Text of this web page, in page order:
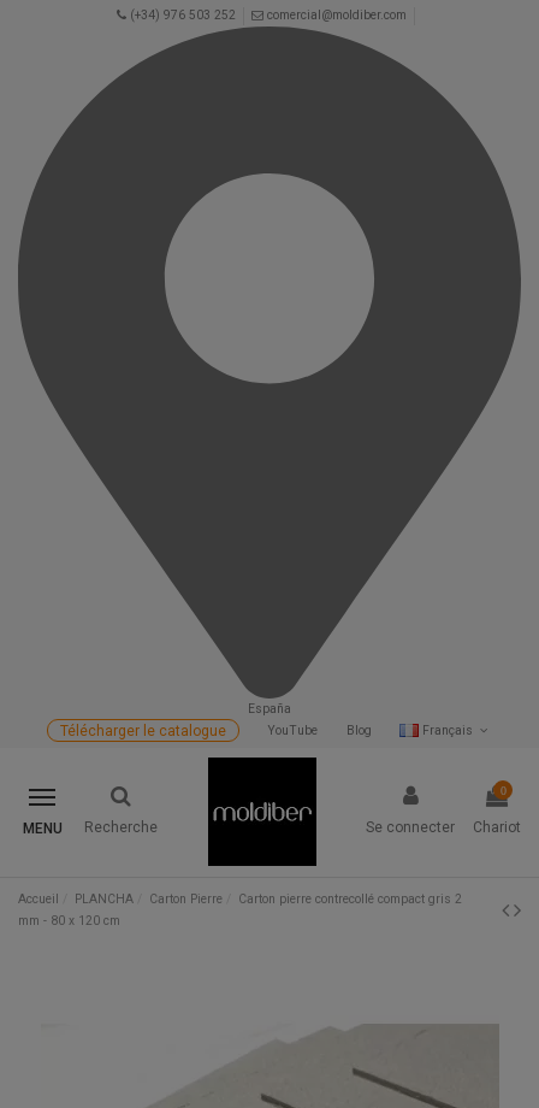
(+34) 976 503 252 comercial@moldiber.com
España
Français
Blog
YouTube
Télécharger le catalogue
MENU Recherche Se connecter
0
Chariot
Accueil PLANCHA Carton Pierre
Carton pierre contrecollé compact gris 2
mm - 80 x 120 cm